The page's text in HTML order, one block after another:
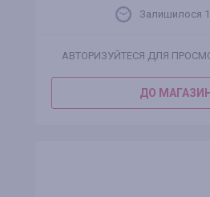
Залишилося 1
АВТОРИЗУЙТЕСЯ ДЛЯ
ДО